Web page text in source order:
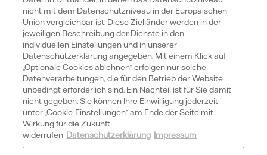
Wussten Sie schon?
Welche Vorteile hat eine Vattenfall
Solaranlage?
Was ist Direktvermarktung Strom?
nicht mit dem Datenschutzniveau in der Europäischen
Union vergleichbar ist. Diese Zielländer werden in der
jeweiligen Beschreibung der Dienste in den
individuellen Einstellungen und in unserer
Datenschutzerklärung angegeben. Mit einem Klick auf
„Optionale Cookies ablehnen“ erfolgen nur solche
Datenverarbeitungen, die für den Betrieb der Website
unbedingt erforderlich sind. Ein Nachteil ist für Sie damit
nicht gegeben. Sie können Ihre Einwilligung jederzeit
unter „Cookie-Einstellungen“ am Ende der Seite mit
Wirkung für die Zukunft
widerrufen Datenschutzerklärung Impressum